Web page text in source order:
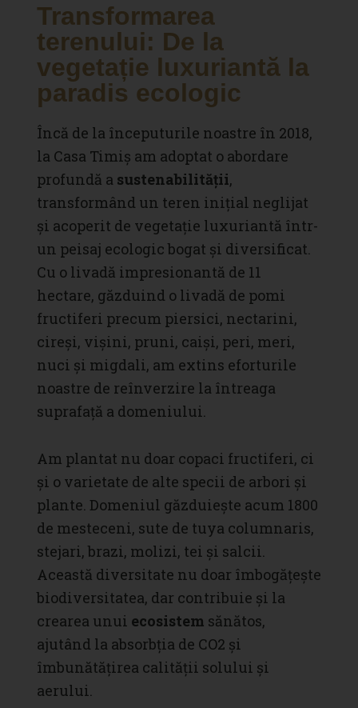
Transformarea
terenului: De la
vegetație luxuriantă la
paradis ecologic
Încă de la începuturile noastre în 2018,
la Casa Timiș am adoptat o abordare
profundă a sustenabilității,
transformând un teren inițial neglijat
și acoperit de vegetație luxuriantă într-
un peisaj ecologic bogat și diversificat.
Cu o livadă impresionantă de 11
hectare, găzduind o livadă de pomi
fructiferi precum piersici, nectarini,
cireși, vișini, pruni, caiși, peri, meri,
nuci și migdali, am extins eforturile
noastre de reînverzire la întreaga
suprafață a domeniului.
Am plantat nu doar copaci fructiferi, ci
și o varietate de alte specii de arbori și
plante. Domeniul găzduiește acum 1800
de mesteceni, sute de tuya columnaris,
stejari, brazi, molizi, tei și salcii.
Această diversitate nu doar îmbogățește
biodiversitatea, dar contribuie și la
crearea unui ecosistem sănătos,
ajutând la absorbția de CO2 și
îmbunătățirea calității solului și
aerului.